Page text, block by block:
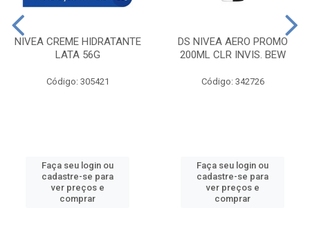
NIVEA CREME HIDRATANTE
LATA 56G
Código: 305421
Faça seu login ou
cadastre-se para
ver preços e
comprar
DS NIVEA AERO PROMO
200ML CLR INVIS. BEW
Código: 342726
Faça seu login ou
cadastre-se para
ver preços e
comprar